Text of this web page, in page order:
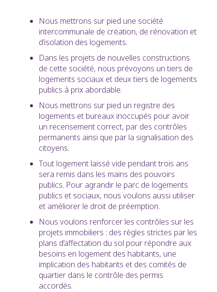
Nous mettrons sur pied une société
intercommunale de création, de rénovation et
d’isolation des logements.
Dans les projets de nouvelles constructions
de cette société, nous prévoyons un tiers de
logements sociaux et deux tiers de logements
publics à prix abordable.
Nous mettrons sur pied un registre des
logements et bureaux inoccupés pour avoir
un recensement correct, par des contrôles
permanents ainsi que par la signalisation des
citoyens.
Tout logement laissé vide pendant trois ans
sera remis dans les mains des pouvoirs
publics. Pour agrandir le parc de logements
publics et sociaux, nous voulons aussi utiliser
et améliorer le droit de préemption.
Nous voulons renforcer les contrôles sur les
projets immobiliers : des règles strictes par les
plans d’affectation du sol pour répondre aux
besoins en logement des habitants, une
implication des habitants et des comités de
quartier dans le contrôle des permis
accordés.